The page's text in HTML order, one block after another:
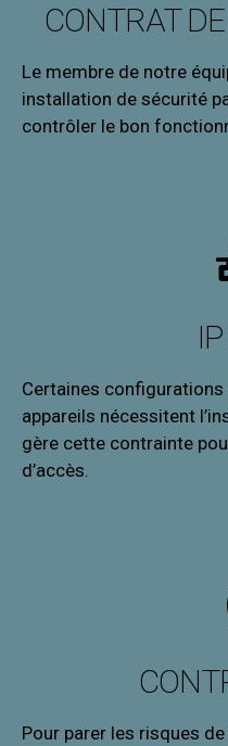
CONTRAT
Le membre de notre
installation de sécurité
contrôler le bon
Certaines
appareils nécessitent
gère cette contrainte
d’accès.
Pour parer les risques